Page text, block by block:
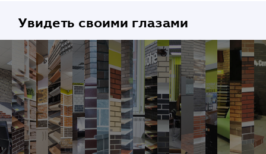
Увидеть своими глазами